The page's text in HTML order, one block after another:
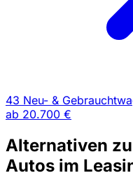
43 Neu- &
ab 20.700 €
Alternativen
Autos im